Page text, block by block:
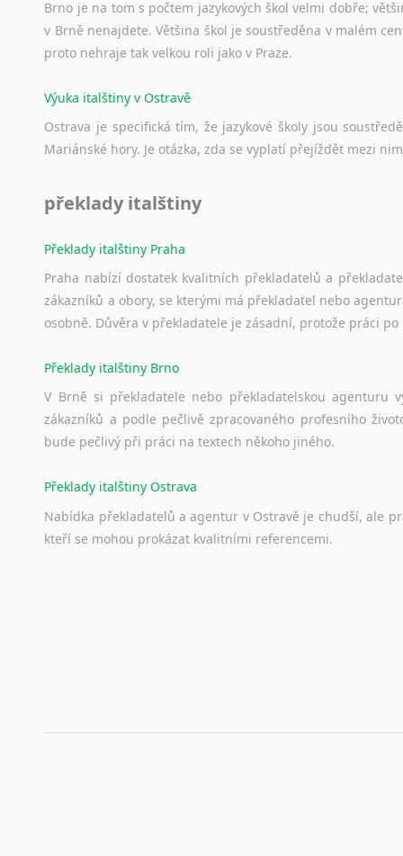
Brno je na tom s počtem jazykových škol velmi dobře;
v Brně nenajdete. Většina škol je soustředěna v malém
proto nehraje tak velkou roli jako v Praze.
Výuka italštiny v Ostravě
Ostrava je specifická tím, že jazykové školy jsou
Mariánské hory. Je otázka, zda se vyplatí přejíždět mezi
překlady italštiny
Překlady italštiny Praha
Praha nabízí dostatek kvalitních překladatelů a
zákazníků a obory, se kterými má překladatel nebo
osobně. Důvěra v překladatele je zásadní, protože práci
Překlady italštiny Brno
V Brně si překladatele nebo překladatelskou agenturu
zákazníků a podle pečlivě zpracovaného profesního
bude pečlivý při práci na textech někoho jiného.
Překlady italštiny Ostrava
Nabídka překladatelů a agentur v Ostravě je chudší, ale
kteří se mohou prokázat kvalitními referencemi.